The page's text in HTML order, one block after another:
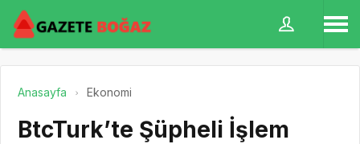
Anasayfa Ekonomi
BtcTurk’te Şüpheli İşlem